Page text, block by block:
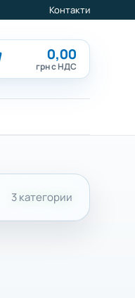
Контакти
0,00
грн с НДС
3 категории